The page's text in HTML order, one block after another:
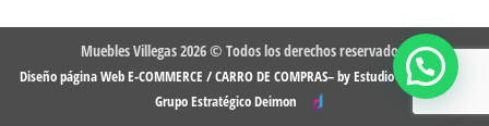
Muebles Villegas 2026 © Todos los derechos reservados.
Diseño página Web E-COMMERCE / CARRO DE COMPRAS– by Estudio DMG
Grupo Estratégico Deimon